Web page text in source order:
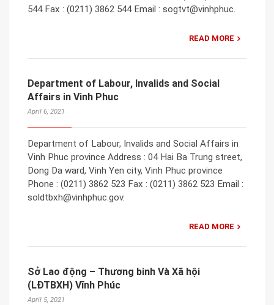
544 Fax : (0211) 3862 544 Email : sogtvt@vinhphuc.
READ MORE
Department of Labour, Invalids and Social
Affairs in Vinh Phuc
April 6, 2021
Department of Labour, Invalids and Social Affairs in
Vinh Phuc province Address : 04 Hai Ba Trung street,
Dong Da ward, Vinh Yen city, Vinh Phuc province
Phone : (0211) 3862 523 Fax : (0211) 3862 523 Email :
soldtbxh@vinhphuc.gov.
READ MORE
Sở Lao động – Thương binh Và Xã hội
(LĐTBXH) Vĩnh Phúc
April 5, 2021